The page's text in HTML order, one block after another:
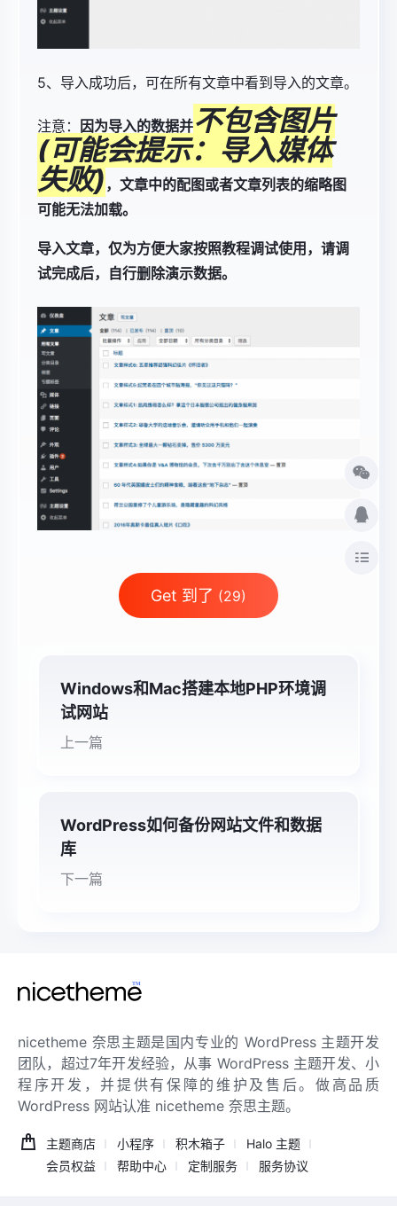
5、导入成功后，可在所有文章中看到导入的文章。
注意： 因为导入的数据并不包含图片
(可能会提示：导入媒体
失败) ，文章中的配图或者文章列表的缩略图
可能无法加载。
导入文章，仅为方便大家按照教程调试使用，请调
试完成后，自行删除演示数据。
Get 到了 (29)
Windows和mac搭建本地PHP环境调
试网站
上一篇
WordPress如何备份网站文件和数据
库
下一篇
nicetheme 奈思主题是国内专业的 WordPress 主题开发
团队，超过7年开发经验，从事 WordPress 主题开发、小
程序开发，并提供有保障的维护及售后。做高品质
WordPress 网站认准 nicetheme 奈思主题。
主题商店 小程序 积木箱子
Halo 主题
会员权益
帮助中心 定制服务 服务协议